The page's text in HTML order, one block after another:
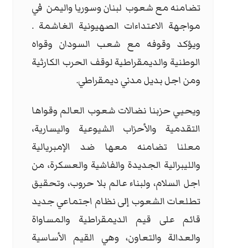
تضامنه مع شعوب لبنان وسوريا واليمن في
مواجهة الاعتداءات الصهيونية الغاشمة .
ويؤكد وقوفه مع شعب السودان وقواه
الوطنية والديمقراطية لوقف الحرب الكارثية
ومن اجل بديل مدني ديمقراطي.
ويحيي حزبنا نضالات شعوب العالم وقواها
التقدمية والأحزاب الشيوعية واليسارية،
معلنا تضامنه معها ضد الإمبريالية
والليبرالية الجديدة والفاشية والعسكرة، من
اجل السلام، ولبناء عالم بلا حروب، وتحقيق
تطلعات الشعوب إلى نظام اجتماعي جديد
قائم على قيم الديمقراطية والمساواة
والعدالة والتعاون، وهي القيم الأساسية